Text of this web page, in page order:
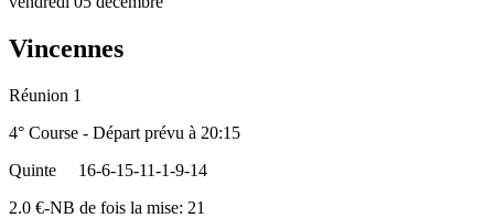
Vincennes
Réunion 1
4° Course - Départ prévu à 20:15
Quinte
16-6-15-11-1-9-14
2.0 €-NB de fois la mise: 21